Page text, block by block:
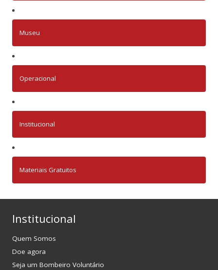
Museu
Operacional
Institucional
Materiais Gratuitos
Institucional
Quem Somos
Doe agora
Seja um Bombeiro Voluntário